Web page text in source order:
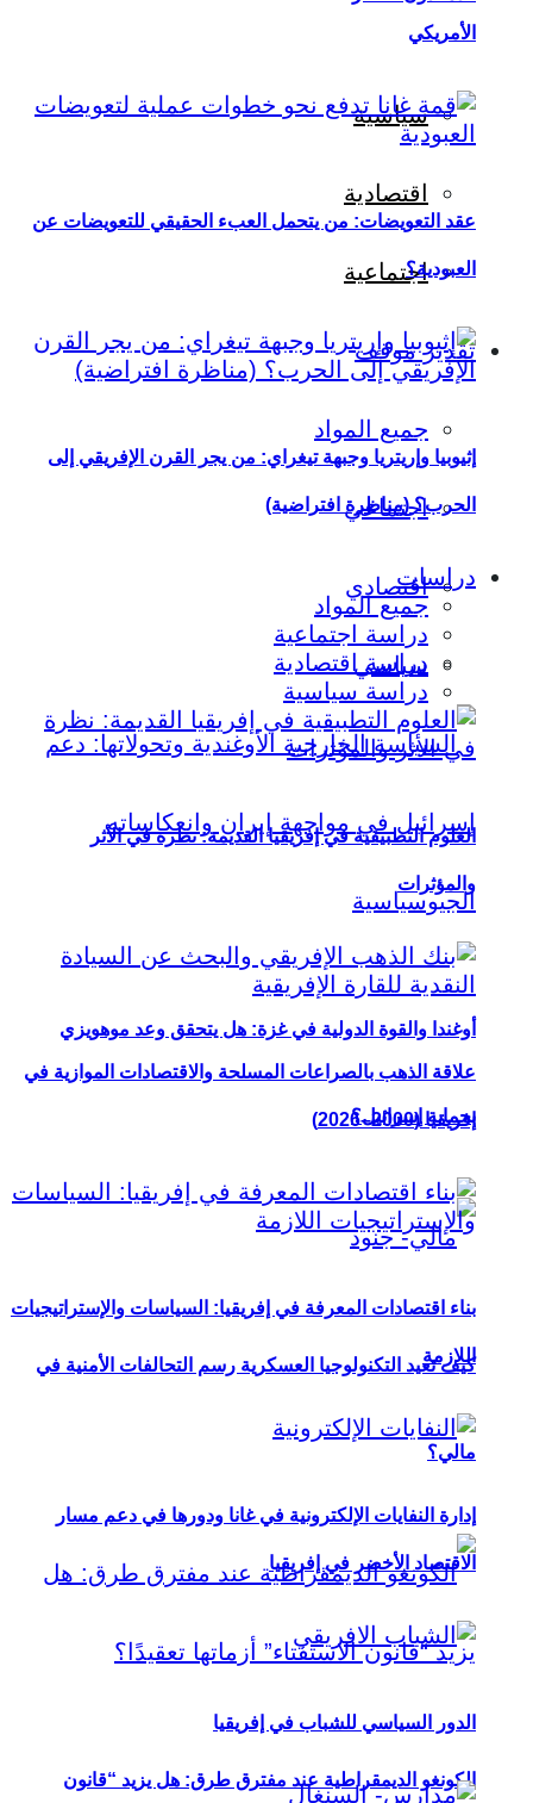
سياسية
اقتصادية
اجتماعية
تقدير موقف
جميع المواد
اجتماعي
اقتصادي
سياسي
أوغندا والقوة الدولية في غزة: هل يتحقق وعد موهويزي
بحماية إسرائيل؟
كيف تعيد التكنولوجيا العسكرية رسم التحالفات الأمنية في
مالي؟
الكونغو الديمقراطية عند مفترق طرق: هل يزيد “قانون
الأمريكي
عقد التعويضات: من يتحمل العبء الحقيقي للتعويضات عن
العبودية؟
إثيوبيا وإريتريا وجبهة تيغراي: من يجر القرن الإفريقي إلى
الحرب؟ (مناظرة افتراضية)
دراسات
جميع المواد
دراسة اجتماعية
دراسة اقتصادية
دراسة سياسية
العلوم التطبيقية في إفريقيا القديمة: نظرة في الأثر
والمؤثرات
علاقة الذهب بالصراعات المسلحة والاقتصادات الموازية في
إفريقيا (2000–2026)
بناء اقتصادات المعرفة في إفريقيا: السياسات والإستراتيجيات
اللازمة
إدارة النفايات الإلكترونية في غانا ودورها في دعم مسار
الاقتصاد الأخضر في إفريقيا
الدور السياسي للشباب في إفريقيا